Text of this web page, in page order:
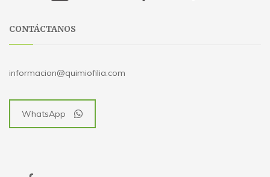
CONTÁCTANOS
informacion@quimiofilia.com
WhatsApp